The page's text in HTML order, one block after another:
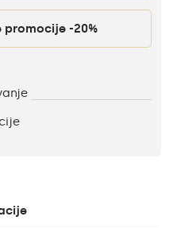
Aktivacija trenutne promocije -20%